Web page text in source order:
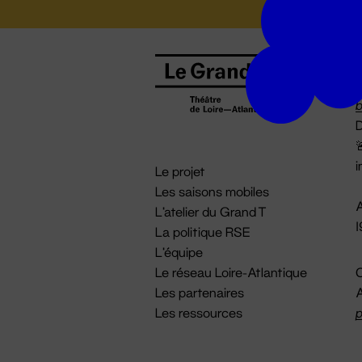
Le projet
Les saisons mobiles
L'atelier du Grand T
La politique RSE
L'équipe
Le réseau Loire-Atlantique
Les partenaires
Les ressources